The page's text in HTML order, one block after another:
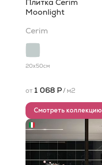
Плитка Cerim
Moonlight
Cerim
20x50см
от 1 068 Р/ м2
Смотреть коллекцию